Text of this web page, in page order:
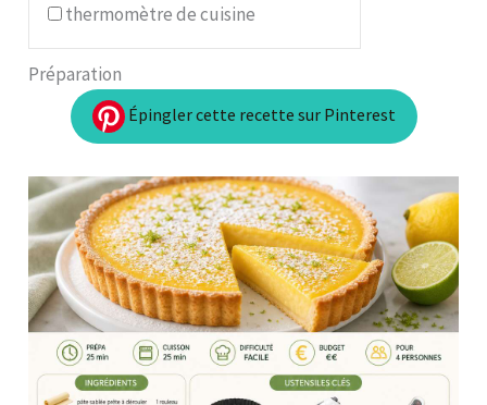
thermomètre de cuisine
Préparation
Épingler cette recette sur Pinterest